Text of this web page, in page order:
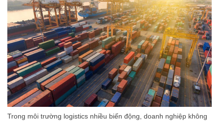
Trong môi trường logistics nhiều biến động, doanh nghiệp không